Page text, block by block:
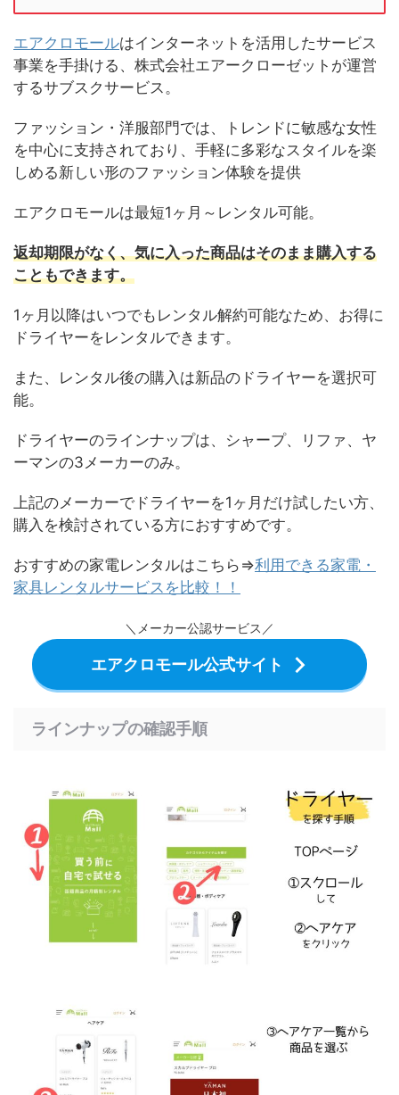
エアクロモールはインターネットを活用したサービス
事業を手掛ける、株式会社エアークローゼットが運営
するサブスクサービス。
ファッション・洋服部門では、トレンドに敏感な女性
を中心に支持されており、手軽に多彩なスタイルを楽
しめる新しい形のファッション体験を提供
エアクロモールは最短1ヶ月～レンタル可能。
返却期限がなく、気に入った商品はそのまま購入する
こともできます。
1ヶ月以降はいつでもレンタル解約可能なため、お得に
ドライヤーをレンタルできます。
また、レンタル後の購入は新品のドライヤーを選択可
能。
ドライヤーのラインナップは、シャープ、リファ、ヤ
ーマンの3メーカーのみ。
上記のメーカーでドライヤーを1ヶ月だけ試したい方、
購入を検討されている方におすすめです。
おすすめの家電レンタルはこちら⇒利用できる家電・
家具レンタルサービスを比較！！
＼メーカー公認サービス／
エアクロモール公式サイト
ラインナップの確認手順